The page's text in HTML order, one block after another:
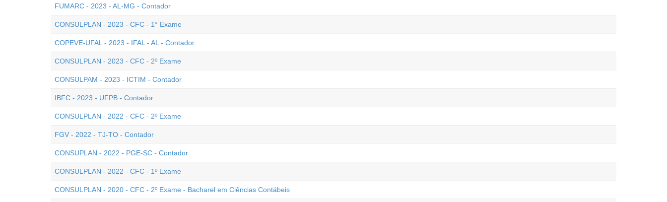
FUMARC - 2023 - AL-MG - Contador
CONSULPLAN - 2023 - CFC - 1° Exame
COPEVE-UFAL - 2023 - IFAL - AL - Contador
CONSULPLAN - 2023 - CFC - 2º Exame
CONSULPAM - 2023 - ICTIM - Contador
IBFC - 2023 - UFPB - Contador
CONSULPLAN - 2022 - CFC - 2º Exame
FGV - 2022 - TJ-TO - Contador
CONSUPLAN - 2022 - PGE-SC - Contador
CONSULPLAN - 2022 - CFC - 1º Exame
CONSULPLAN - 2020 - CFC - 2º Exame - Bacharel em Ciências Contábeis